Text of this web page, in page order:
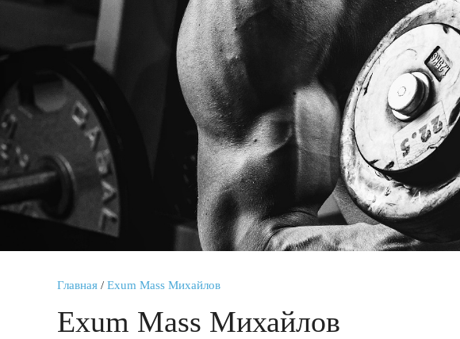
Главная / Exum Mass Михайлов
Exum Mass Михайлов